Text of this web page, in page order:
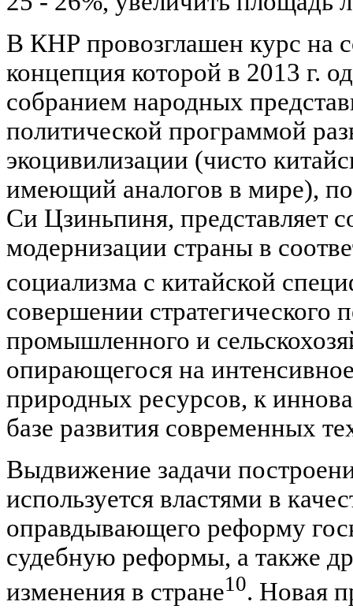
В КНР провозглашен курс на
концепция которой в 2013 г.
собранием народных
политической программой
экоцивилизации (чисто
имеющий аналогов в мире),
Си Цзиньпиня, представляет
модернизации страны в
социализма с китайской
совершении стратегического
промышленного и
опирающегося на
природных ресурсов, к
базе развития современных
Выдвижение задачи
используется властями в
оправдывающего реформу
судебную реформы, а также
изменения в стране10. Новая